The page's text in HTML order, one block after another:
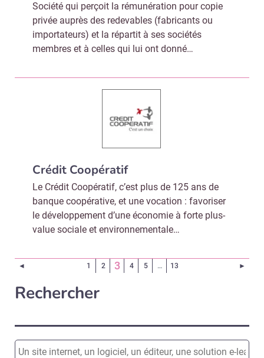
Société qui perçoit la rémunération pour copie
privée auprès des redevables (fabricants ou
importateurs) et la répartit à ses sociétés
membres et à celles qui lui ont donné…
Crédit Coopératif
Le Crédit Coopératif, c’est plus de 125 ans de
banque coopérative, et une vocation : favoriser
le développement d’une économie à forte plus-
value sociale et environnementale…
◄ 1 2 3 (Page courante)
4 5 … 13 ►
Rechercher